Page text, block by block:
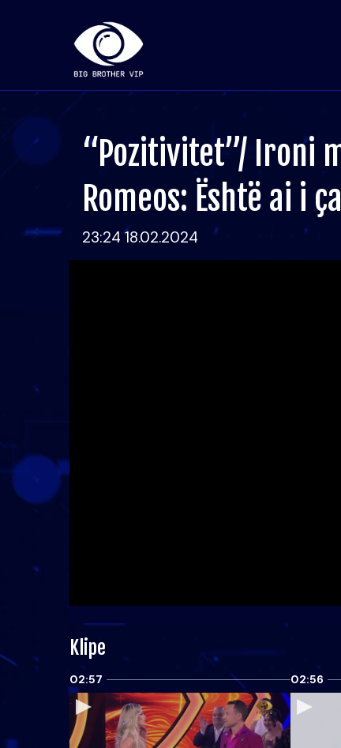
“Pozitivitet”/ Ironi
Romeos: Është ai i
23:24 18.02.2024
Klipe
02:57 02:56